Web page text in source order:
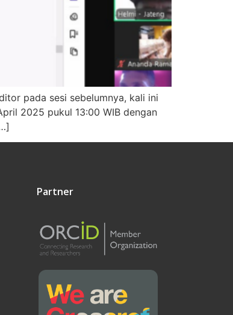
pada sesi sebelumnya, kali ini
2025 pukul 13:00 WIB dengan
Partner